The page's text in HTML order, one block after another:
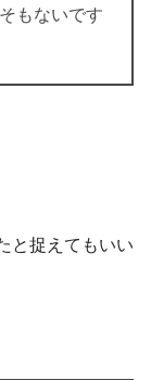
もないです
と捉えてもいい